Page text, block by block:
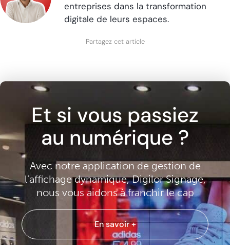
entreprises dans la transformation
digitale de leurs espaces.
Partagez cet article
Et si vous passiez
au numérique ?
Avec notre application de gestion de
l’affichage dynamique, Digilor Signage,
nous vous aidons à franchir le cap
En savoir +